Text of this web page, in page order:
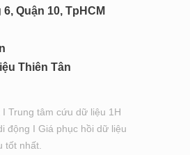
Quận 10, TpHCM
Thiên Tân
Trung tâm cứu dữ liệu 1H
động I Giá phục hồi dữ liệu
tốt nhất.